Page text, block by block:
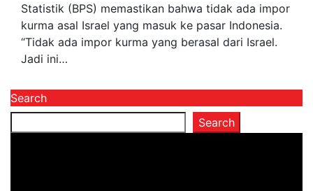
Statistik (BPS) memastikan bahwa tidak ada impor
kurma asal Israel yang masuk ke pasar Indonesia.
“Tidak ada impor kurma yang berasal dari Israel.
Jadi ini…
Search
Search